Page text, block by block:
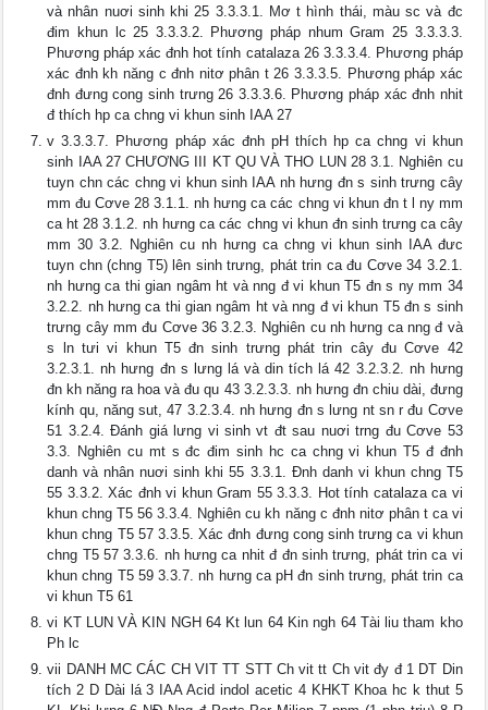
và nhân nuơi sinh khi 25 3.3.3.1. Mơ t hình thái, màu sc và đc
đim khun lc 25 3.3.3.2. Phương pháp nhum Gram 25 3.3.3.3.
Phương pháp xác đnh hot tính catalaza 26 3.3.3.4. Phương pháp
xác đnh kh năng c đnh nitơ phân t 26 3.3.3.5. Phương pháp xác
đnh đưng cong sinh trưng 26 3.3.3.6. Phương pháp xác đnh nhit
đ thích hp ca chng vi khun sinh IAA 27
v 3.3.3.7. Phương pháp xác đnh pH thích hp ca chng vi khun
sinh IAA 27 CHƯƠNG III KT QU VÀ THO LUN 28 3.1. Nghiên cu
tuyn chn các chng vi khun sinh IAA nh hưng đn s sinh trưng cây
mm đu Cơve 28 3.1.1. nh hưng ca các chng vi khun đn t l ny mm
ca ht 28 3.1.2. nh hưng ca các chng vi khun đn sinh trưng ca cây
mm 30 3.2. Nghiên cu nh hưng ca chng vi khun sinh IAA đưc
tuyn chn (chng T5) lên sinh trưng, phát trin ca đu Cơve 34 3.2.1.
nh hưng ca thi gian ngâm ht và nng đ vi khun T5 đn s ny mm 34
3.2.2. nh hưng ca thi gian ngâm ht và nng đ vi khun T5 đn s sinh
trưng cây mm đu Cơve 36 3.2.3. Nghiên cu nh hưng ca nng đ và
s ln tưi vi khun T5 đn sinh trưng phát trin cây đu Cơve 42
3.2.3.1. nh hưng đn s lưng lá và din tích lá 42 3.2.3.2. nh hưng
đn kh năng ra hoa và đu qu 43 3.2.3.3. nh hưng đn chiu dài, đưng
kính qu, năng sut, 47 3.2.3.4. nh hưng đn s lưng nt sn r đu Cơve
51 3.2.4. Đánh giá lưng vi sinh vt đt sau nuơi trng đu Cơve 53
3.3. Nghiên cu mt s đc đim sinh hc ca chng vi khun T5 đ đnh
danh và nhân nuơi sinh khi 55 3.3.1. Đnh danh vi khun chng T5
55 3.3.2. Xác đnh vi khun Gram 55 3.3.3. Hot tính catalaza ca vi
khun chng T5 56 3.3.4. Nghiên cu kh năng c đnh nitơ phân t ca vi
khun chng T5 57 3.3.5. Xác đnh đưng cong sinh trưng ca vi khun
chng T5 57 3.3.6. nh hưng ca nhit đ đn sinh trưng, phát trin ca vi
khun chng T5 59 3.3.7. nh hưng ca pH đn sinh trưng, phát trin ca
vi khun T5 61
vi KT LUN VÀ KIN NGH 64 Kt lun 64 Kin ngh 64 Tài liu tham kho
Ph lc
vii DANH MC CÁC CH VIT TT STT Ch vit tt Ch vit đy đ 1 DT Din
tích 2 D Dài lá 3 IAA Acid indol acetic 4 KHKT Khoa hc k thut 5